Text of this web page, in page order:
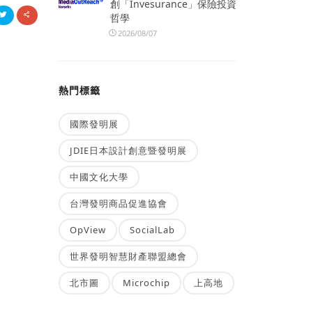
創「Invesurance」保險投資
哲學
2026/08/07
熱門標籤
國際發明展
JDIE日本設計創意暨發明展
中國文化大學
台灣發明商品促進協會
OpView SocialLab
世界發明智慧財產聯盟總會
北市圖 Microchip 上高地